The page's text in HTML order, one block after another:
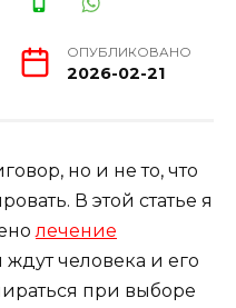
ОПУБЛИКОВАНО
2026-02-21
но и не то, что
В этой статье я
лечение
ждут человека и его
при выборе